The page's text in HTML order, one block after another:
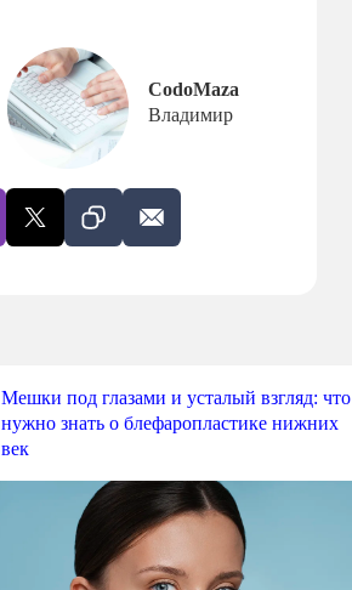
CodoMaza
Владимир
Мешки под глазами и усталый взгляд: что
нужно знать о блефаропластике нижних
век